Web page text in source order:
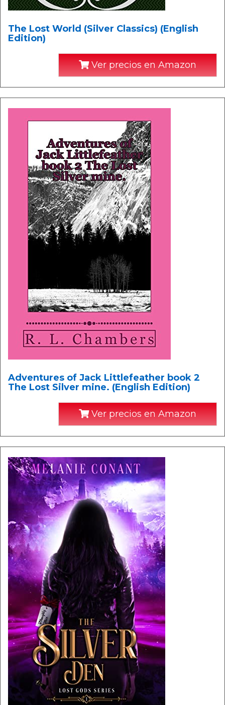
The Lost World (Silver Classics) (English
Edition)
Ver precios en Amazon
Adventures of Jack Littlefeather book 2
The Lost Silver mine. (English Edition)
Ver precios en Amazon